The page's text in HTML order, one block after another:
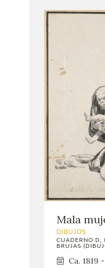
Mala
DIBUJOS
CUADERNO D,
BRUJAS
Ca. 1819